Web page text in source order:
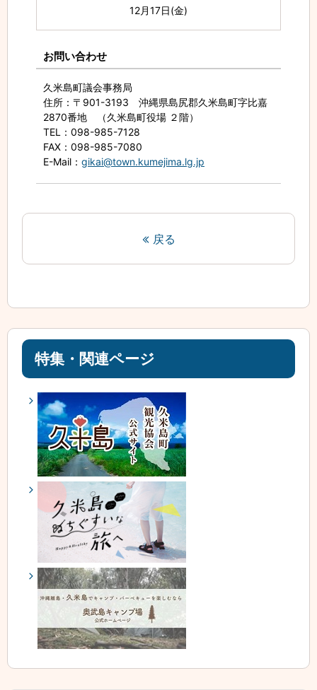
12月17日(金)
お問い合わせ
久米島町議会事務局
住所 ：〒901-3193 沖縄県島尻郡久米島町字比嘉
2870番地 （久米島町役場 ２階）
TEL
：098-985-7128
FAX ：098-985-7080
E-Mail ： gikai@town.kumejima.lg.jp
戻る
特集・関連ページ